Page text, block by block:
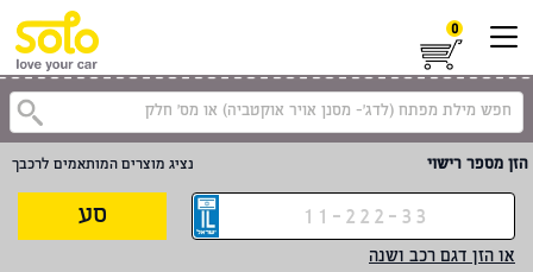
0
הזן מספר רישוי נציג מוצרים המותאמים לרכבך
סע
או הזן דגם רכב ושנה